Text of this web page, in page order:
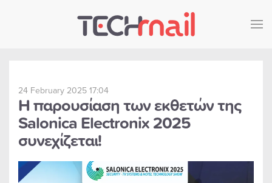
Skip to main content
24 February 2025 17:04
Η παρουσίαση των εκθετών της
Salonica Electronix 2025
συνεχίζεται!